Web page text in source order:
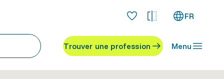
FR
Trouver une profession Menu